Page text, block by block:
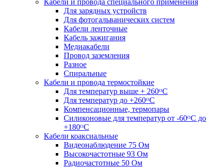
Для зарядных устройств
Для фотогальванических систем
Кабели ленточные
Кабель зажигания
Медиакабели
Провод заземления
Разное
Спиральные
Кабели и провода термостойкие
Для температур выше + 260ᴼС
Для температур до +260ᴼС
Компенсационные, термопары
Силиконовые для температур от -60ᴼC до
+180ᴼС
Кабели коаксиальные
Видеонаблюдение 75 Ом
Высокочастотные 93 Ом
Радиочастотные 50 Ом